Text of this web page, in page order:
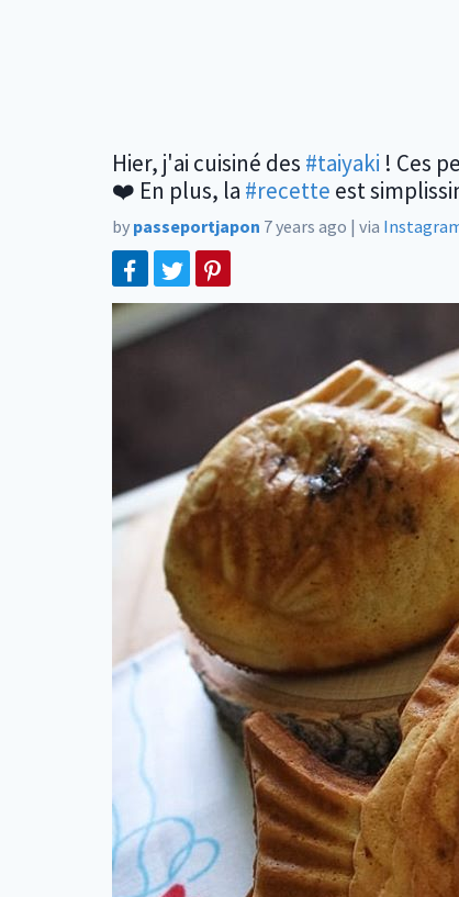
Hier, j'ai cuisiné des #taiyaki ! Ces
❤️ En plus, la #recette est
by passeportjapon 7 years ago | via